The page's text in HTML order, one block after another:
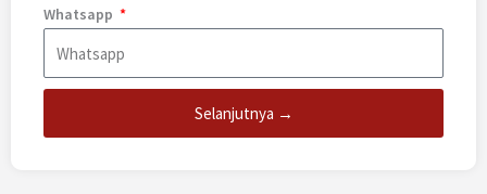
Whatsapp
Selanjutnya →